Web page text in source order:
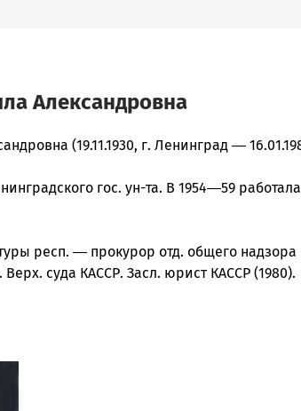
Александровна
(19.11.1930, г. Ленинград ―
гос. ун-та. В 1954―59
респ. ― прокурор отд. общего
Верх. суда КАССР. Засл. юрист КАССР (1980).